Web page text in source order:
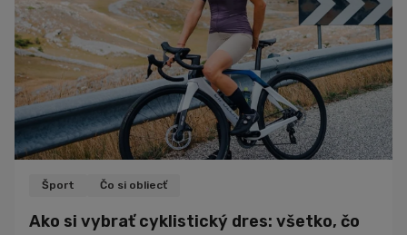
Šport Čo si obliecť
Ako si vybrať cyklistický dres: všetko, čo